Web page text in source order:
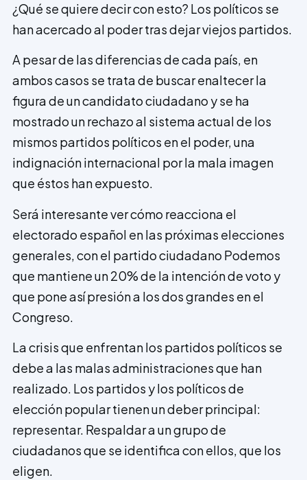
¿Qué se quiere decir con esto? Los políticos se
han acercado al poder tras dejar viejos partidos.
A pesar de las diferencias de cada país, en
ambos casos se trata de buscar enaltecer la
figura de un candidato ciudadano y se ha
mostrado un rechazo al sistema actual de los
mismos partidos políticos en el poder, una
indignación internacional por la mala imagen
que éstos han expuesto.
Será interesante ver cómo reacciona el
electorado español en las próximas eleccio­nes
generales, con el partido ciudadano Podemos
que mantiene un 20% de la intención de voto y
que pone así presión a los dos grandes en el
Congreso.
La crisis que enfrentan los partidos políticos se
debe a las malas administraciones que han
realizado. Los partidos y los políticos de
elección popular tienen un deber principal:
representar. Respaldar a un grupo de
ciudadanos que se identifica con ellos, que los
eligen.